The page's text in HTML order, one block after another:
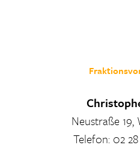
Neustraße
Telefon: 02 28